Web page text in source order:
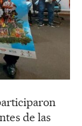
de las